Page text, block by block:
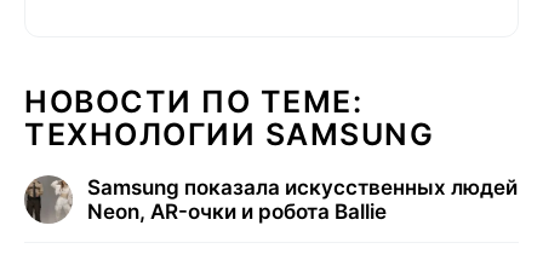
НОВОСТИ ПО ТЕМЕ:
ТЕХНОЛОГИИ SAMSUNG
Samsung показала искусственных людей
Neon, AR-очки и робота Ballie